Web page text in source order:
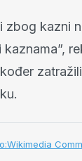
zbog kazni